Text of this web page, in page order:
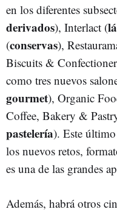
en los diferentes
derivados), Interlact (
(conservas),
Biscuits &
como tres nuevos
gourmet), Organic
Coffee, Bakery &
pastelería). Este último
los nuevos retos,
es una de las grandes
Además, habrá otros